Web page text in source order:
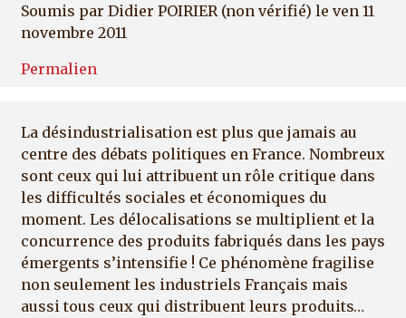
Soumis par Didier POIRIER (non vérifié) le ven 11
novembre 2011
Permalien
La désindustrialisation est plus que jamais au
centre des débats politiques en France. Nombreux
sont ceux qui lui attribuent un rôle critique dans
les difficultés sociales et économiques du
moment. Les délocalisations se multiplient et la
concurrence des produits fabriqués dans les pays
émergents s’intensifie ! Ce phénomène fragilise
non seulement les industriels Français mais
aussi tous ceux qui distribuent leurs produits…